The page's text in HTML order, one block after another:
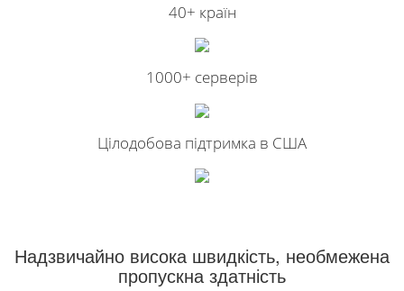
40+ країн
1000+ серверів
Цілодобова підтримка в США
Надзвичайно висока швидкість, необмежена
пропускна здатність